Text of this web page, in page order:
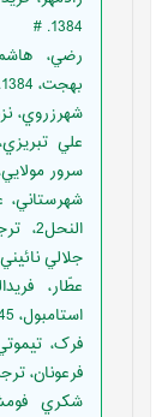
1384. #
رضي،
بهجت، 1384. #
شهرزروي،
علي
سرور مولايي،
شهرستاني،
جلالي نائيني،
عطّار،
استامبول، 1945م. #
فرک،
فرعونان،
شکري